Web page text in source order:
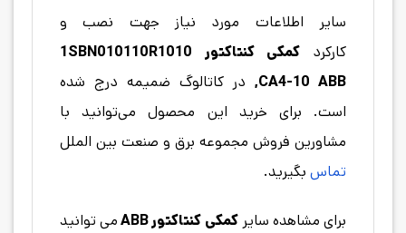
سایر اطلاعات مورد نیاز جهت نصب و
کارکرد
کمکی کنتاکتور 1SBN010110R1010
,CA4-10 ABBدر کاتالوگ ضمیمه درج شده
است. برای خرید این محصول می‌توانید با
مشاورین فروش مجموعه برق و صنعت بین الملل
تماس بگیرید.
برای مشاهده سایرکمکی کنتاکتور ABB
می توانید